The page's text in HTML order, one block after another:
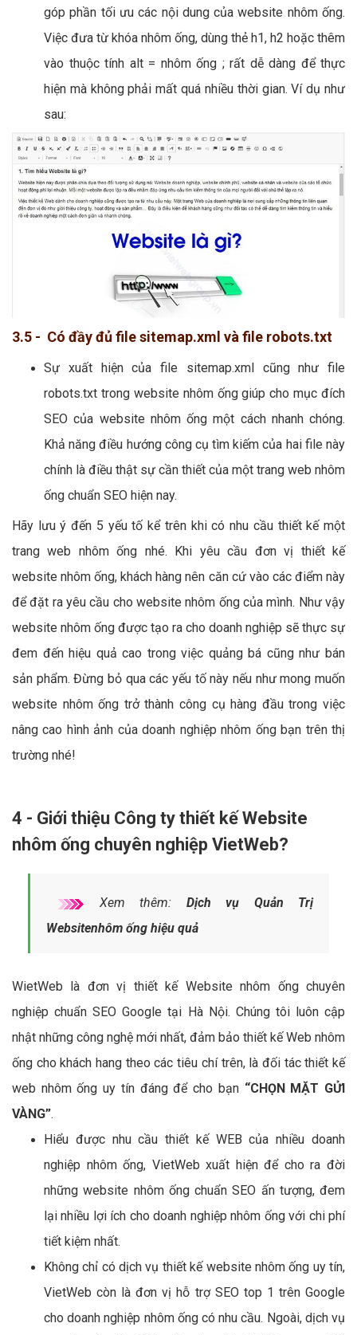
góp phần tối ưu các nội dung của website nhôm ống.
Việc đưa từ khóa nhôm ống, dùng thẻ h1, h2 hoặc thêm
vào thuộc tính alt = nhôm ống ; rất dễ dàng để thực
hiện mà không phải mất quá nhiều thời gian. Ví dụ như
sau:
3.5 - Có đầy đủ file sitemap.xml và file robots.txt
Sự xuất hiện của file sitemap.xml cũng như file
robots.txt trong website nhôm ống giúp cho mục đích
SEO của website nhôm ống một cách nhanh chóng.
Khả năng điều hướng công cụ tìm kiếm của hai file này
chính là điều thật sự cần thiết của một trang web nhôm
ống chuẩn SEO hiện nay.
Hãy lưu ý đến 5 yếu tố kể trên khi có nhu cầu thiết kế một
trang web nhôm ống nhé. Khi yêu cầu đơn vị thiết kế
website nhôm ống, khách hàng nên căn cứ vào các điểm này
để đặt ra yêu cầu cho website nhôm ống của mình. Như vậy
website nhôm ống được tạo ra cho doanh nghiệp sẽ thực sự
đem đến hiệu quả cao trong việc quảng bá cũng như bán
sản phẩm. Đừng bỏ qua các yếu tố này nếu như mong muốn
website nhôm ống trở thành công cụ hàng đầu trong việc
nâng cao hình ảnh của doanh nghiệp nhôm ống bạn trên thị
trường nhé!
4 - Giới thiệu Công ty thiết kế Website
nhôm ống chuyên nghiệp VietWeb?
Xem thêm: Dịch vụ Quản Trị
Websitenhôm ống hiệu quả
WietWeb là đơn vị thiết kế Website nhôm ống chuyên
nghiệp chuẩn SEO Google tại Hà Nội. Chúng tôi luôn cập
nhật những công nghệ mới nhất, đảm bảo thiết kế Web nhôm
ống cho khách hang theo các tiêu chí trên, là đối tác thiết kế
web nhôm ống uy tín đáng để cho bạn “CHỌN MẶT GỬI
VÀNG”.
Hiểu được nhu cầu thiết kế WEB của nhiều doanh
nghiệp nhôm ống, VietWeb xuất hiện để cho ra đời
những website nhôm ống chuẩn SEO ấn tượng, đem
lại nhiều lợi ích cho doanh nghiệp nhôm ống với chi phí
tiết kiệm nhất.
Không chỉ có dịch vụ thiết kế website nhôm ống uy tín,
VietWeb còn là đơn vị hỗ trợ SEO top 1 trên Google
cho doanh nghiệp nhôm ống có nhu cầu. Ngoài, dịch vụ